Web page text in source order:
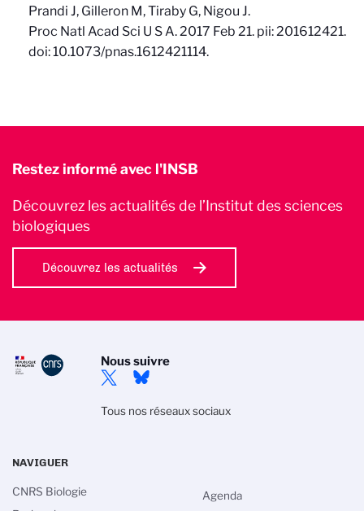
Prandi J, Gilleron M, Tiraby G, Nigou J.
Proc Natl Acad Sci U S A. 2017 Feb 21. pii: 201612421.
doi: 10.1073/pnas.1612421114.
Restez informé avec l'INSB
Découvrez les actualités de l’Institut des sciences
biologiques
Découvrez les actualités
Nous suivre
Tous nos réseaux sociaux
NAVIGUER
CNRS Biologie
Agenda